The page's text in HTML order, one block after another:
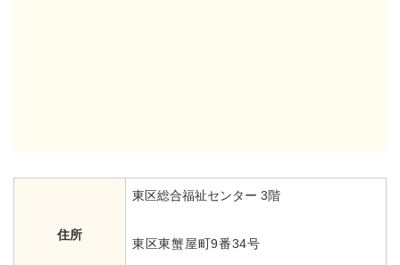
住所
東区総合福祉センター 3階
東区東蟹屋町9番34号